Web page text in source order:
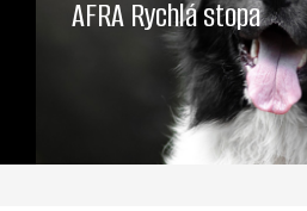
AFRA Rychlá stopa